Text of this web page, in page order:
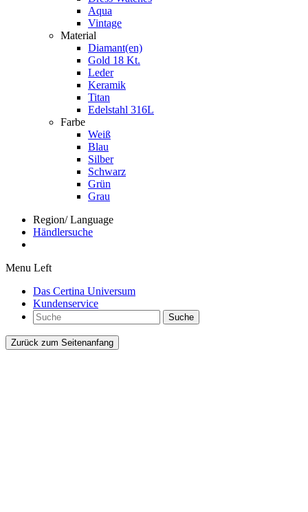
Aqua
Vintage
Material
Diamant(en)
Gold 18 Kt.
Leder
Keramik
Titan
Edelstahl 316L
Farbe
Weiß
Blau
Silber
Schwarz
Grün
Grau
Region/ Language
Händlersuche
Menu Left
Das Certina Universum
Kundenservice
Suche
Zurück zum Seitenanfang